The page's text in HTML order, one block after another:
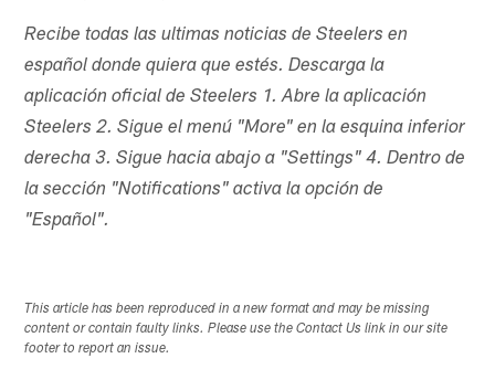
Recibe todas las ultimas noticias de Steelers en
español donde quiera que estés. Descarga la
aplicación oficial de Steelers 1. Abre la aplicación
Steelers 2. Sigue el menú "More" en la esquina inferior
derecha 3. Sigue hacia abajo a "Settings" 4. Dentro de
la sección "Notifications" activa la opción de
"Español".
This article has been reproduced in a new format and may be missing
content or contain faulty links. Please use the Contact Us link in our site
footer to report an issue.